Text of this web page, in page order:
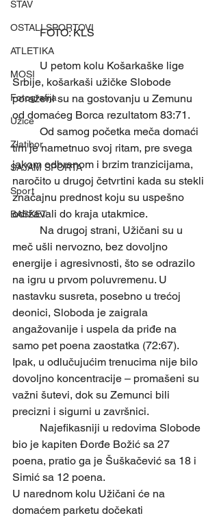
STAV
OSTALI SPORTOVI
ATLETIKA
MOSI
Fotografija
Užice
Zlatibor
SAJAM SPORTA
Sport
BASKET
	FOTO: KLS
Srbije, košarkaši užičke Slobode
poraženi su na gostovanju u Zemunu
od domaćeg Borca rezultatom 83:71.
tim je nametnuo svoj ritam, pre svega
jakom odbranom i brzim tranzicijama,
naročito u drugoj četvrtini kada su stekli
značajnu prednost koju su uspešno
održavali do kraja utakmice.
meč ušli nervozno, bez dovoljno
energije i agresivnosti, što se odrazilo
na igru u prvom poluvremenu. U
nastavku susreta, posebno u trećoj
deonici, Sloboda je zaigrala
angažovanije i uspela da priđe na
samo pet poena zaostatka (72:67).
Ipak, u odlučujućim trenucima nije bilo
dovoljno koncentracije – promašeni su
važni šutevi, dok su Zemunci bili
precizni i sigurni u završnici.
bio je kapiten Đorđe Božić sa 27
poena, pratio ga je Šuškačević sa 18 i
Simić sa 12 poena.
U narednom kolu Užičani će na
domaćem parketu dočekati